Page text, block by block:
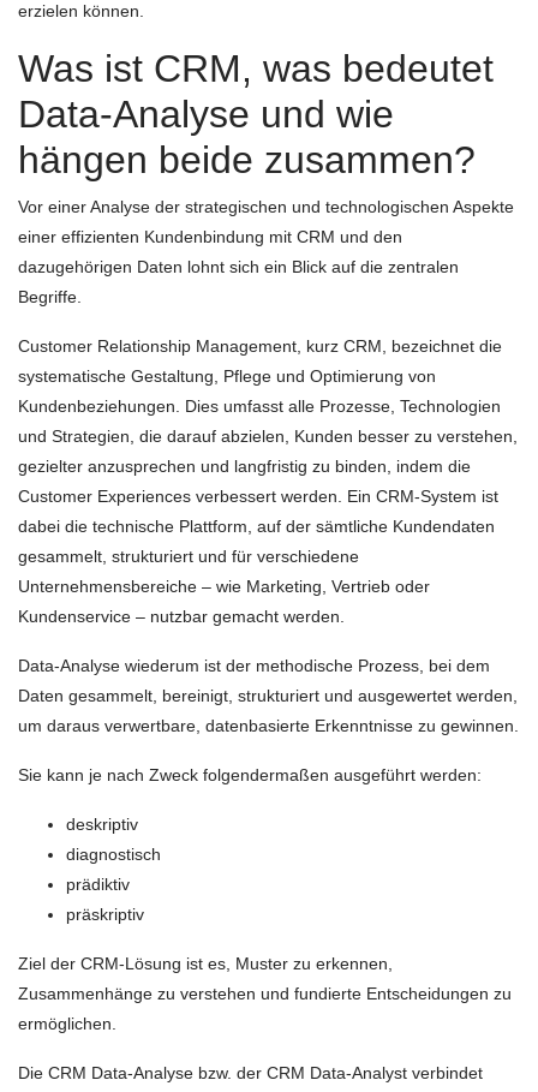
erzielen können.
Was ist CRM, was bedeutet
Data-Analyse und wie
hängen beide zusammen?
Vor einer Analyse der strategischen und technologischen Aspekte
einer effizienten Kundenbindung mit CRM und den
dazugehörigen Daten lohnt sich ein Blick auf die zentralen
Begriffe.
Customer Relationship Management, kurz CRM, bezeichnet die
systematische Gestaltung, Pflege und Optimierung von
Kundenbeziehungen. Dies umfasst alle Prozesse, Technologien
und Strategien, die darauf abzielen, Kunden besser zu verstehen,
gezielter anzusprechen und langfristig zu binden, indem die
Customer Experiences verbessert werden. Ein CRM-System ist
dabei die technische Plattform, auf der sämtliche Kundendaten
gesammelt, strukturiert und für verschiedene
Unternehmensbereiche – wie Marketing, Vertrieb oder
Kundenservice – nutzbar gemacht werden.
Data-Analyse wiederum ist der methodische Prozess, bei dem
Daten gesammelt, bereinigt, strukturiert und ausgewertet werden,
um daraus verwertbare, datenbasierte Erkenntnisse zu gewinnen.
Sie kann je nach Zweck folgendermaßen ausgeführt werden:
deskriptiv
diagnostisch
prädiktiv
präskriptiv
Ziel der CRM-Lösung ist es, Muster zu erkennen,
Zusammenhänge zu verstehen und fundierte Entscheidungen zu
ermöglichen.
Die CRM Data-Analyse bzw. der CRM Data-Analyst verbindet